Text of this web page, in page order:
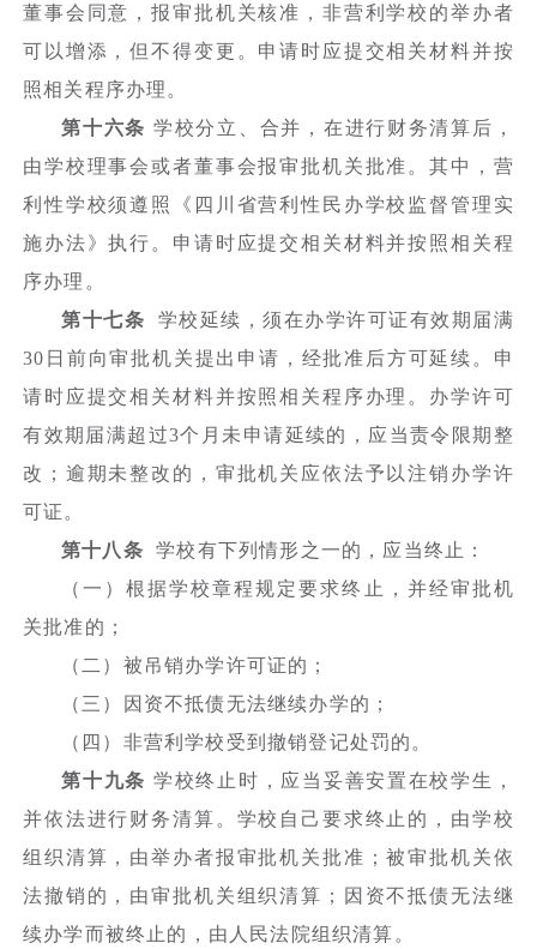
董事会同意，报审批机关核准，非营利学校的举办者
可以增添，但不得变更。申请时应提交相关材料并按
照相关程序办理。
第十六条 学校分立、合并，在进行财务清算后，
由学校理事会或者董事会报审批机关批准。其中，营
利性学校须遵照《四川省营利性民办学校监督管理实
施办法》执行。申请时应提交相关材料并按照相关程
序办理。
第十七条 学校延续，须在办学许可证有效期届满
30日前向审批机关提出申请，经批准后方可延续。申
请时应提交相关材料并按照相关程序办理。办学许可
有效期届满超过3个月未申请延续的，应当责令限期整
改；逾期未整改的，审批机关应依法予以注销办学许
可证。
第十八条学校有下列情形之一的，应当终止：
（一）根据学校章程规定要求终止，并经审批机
关批准的；
（二）被吊销办学许可证的；
（三）因资不抵债无法继续办学的；
（四）非营利学校受到撤销登记处罚的。
第十九条 学校终止时，应当妥善安置在校学生，
并依法进行财务清算。学校自己要求终止的，由学校
组织清算，由举办者报审批机关批准；被审批机关依
法撤销的，由审批机关组织清算；因资不抵债无法继
续办学而被终止的，由人民法院组织清算。